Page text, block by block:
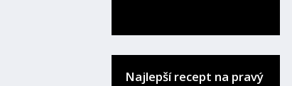
Najlepší recept na pravý